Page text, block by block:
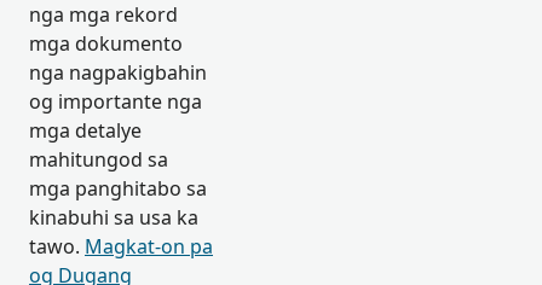
nga mga rekord
mga dokumento
nga nagpakigbahin
og importante nga
mga detalye
mahitungod sa
mga panghitabo sa
kinabuhi sa usa ka
tawo. Magkat-on pa
og Dugang